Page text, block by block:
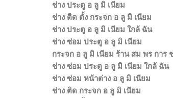
ช่าง ประตู อ ลู มิ เนียม
ช่าง ติด ตั้ง กระจก อ ลู มิ เนียม
ช่าง ประตู อ ลู มิ เนียม ใกล้ ฉัน
ช่าง ซ่อม ประตู อ ลู มิ เนียม
กระจก อ ลู มิ เนียม ร้าน สม พร การ
ช่าง ซ่อม ประตู อ ลู มิ เนียม ใกล้ ฉัน
ช่าง ซ่อม หน้าต่าง อ ลู มิ เนียม
ช่าง ติด กระจก อ ลู มิ เนียม